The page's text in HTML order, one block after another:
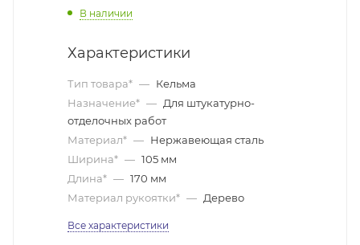
В наличии
Характеристики
Тип товара* — Кельма
Назначение* — Для штукатурно-
отделочных работ
Материал* — Нержавеющая сталь
Ширина* — 105 мм
Длина* — 170 мм
Материал рукоятки* — Дерево
Все характеристики